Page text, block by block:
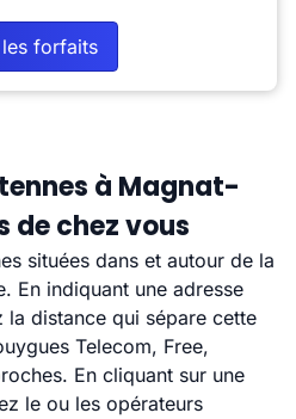
forfaits
à Magnat-
de chez vous
situées dans et autour de la
En indiquant une adresse
distance qui sépare cette
Telecom, Free,
En cliquant sur une
le ou les opérateurs